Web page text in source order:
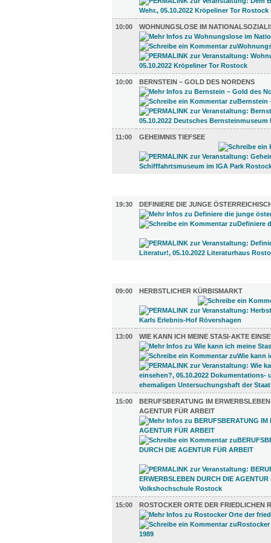
10:00 WOHNUNGSLOSE IM
10:00 BERNSTEIN – GOLD DES NORDENS
11:00 GEHEIMNIS TIEFSEE
19:30
DEFINIERE DIE JUNGE
09:00
HERBSTLICHER KÜRBISMARKT
13:00 WIE KANN ICH MEINE STASI-AKTE
15:00
BERUFSBERATUNG IM
AGENTUR FÜR ARBEIT
15:00 ROSTOCKER ORTE DER FRIEDLICHEN